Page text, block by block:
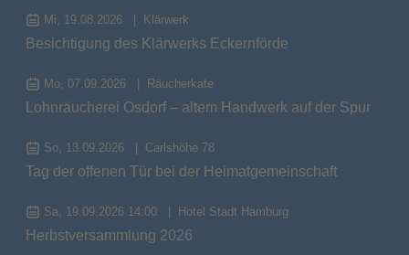
Mi, 19.08.2026 Klärwerk
Besichtigung des Klärwerks Eckernförde
Mo, 07.09.2026 Räucherkate
Lohnräucherei Osdorf – altem Handwerk auf der Spur
So, 13.09.2026 Carlshöhe 78
Tag der offenen Tür bei der Heimatgemeinschaft
Sa, 19.09.2026 14:00 Hotel Stadt Hamburg
Herbstversammlung 2026